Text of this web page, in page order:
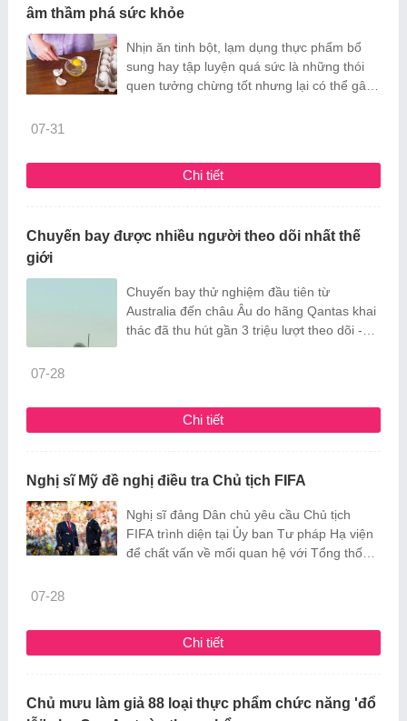
âm thầm phá sức khỏe
Nhịn ăn tinh bột, lạm dụng thực phẩm bổ
sung hay tập luyện quá sức là những thói
quen tưởng chừng tốt nhưng lại có thể gây
07-31
Chi tiết
Chuyến bay được nhiều người theo dõi nhất thế
giới
Chuyến bay thử nghiệm đầu tiên từ
Australia đến châu Âu do hãng Qantas khai
thác đã thu hút gần 3 triệu lượt theo dõi -
07-28
Chi tiết
Nghị sĩ Mỹ đề nghị điều tra Chủ tịch FIFA
Nghị sĩ đảng Dân chủ yêu cầu Chủ tịch
FIFA trình diện tại Ủy ban Tư pháp Hạ viện
để chất vấn về mối quan hệ với Tổng thống
07-28
Chi tiết
Chủ mưu làm giả 88 loại thực phẩm chức năng 'đổ